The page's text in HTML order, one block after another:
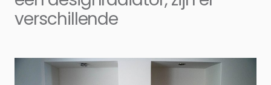
verschillende